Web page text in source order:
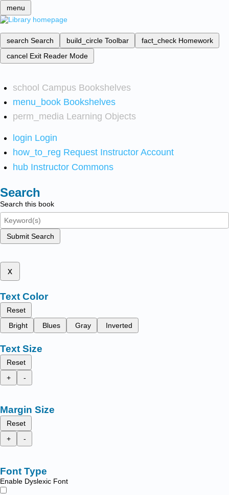
menu
search Search build_circle Toolbar fact_check Homework
cancel Exit Reader Mode
school Campus Bookshelves
menu_book Bookshelves
perm_media Learning Objects
login Login
how_to_reg Request Instructor Account
hub Instructor Commons
Search
Search this book
Submit Search
x
Text Color
Reset
Bright
Blues Gray Inverted
Text Size
Reset
+
-
Margin Size
Reset
+
-
Font Type
Enable Dyslexic Font